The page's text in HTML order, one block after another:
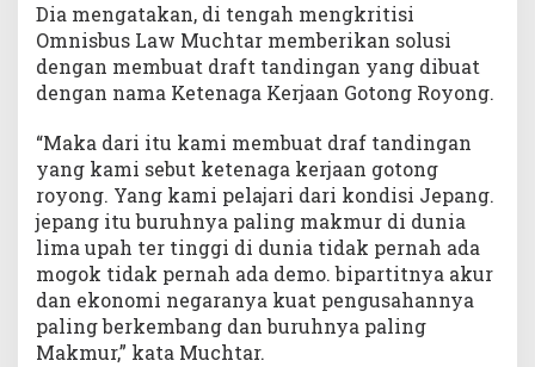
Dia mengatakan, di tengah mengkritisi
Omnisbus Law Muchtar memberikan solusi
dengan membuat draft tandingan yang dibuat
dengan nama Ketenaga Kerjaan Gotong Royong.
“Maka dari itu kami membuat draf tandingan
yang kami sebut ketenaga kerjaan gotong
royong. Yang kami pelajari dari kondisi Jepang.
jepang itu buruhnya paling makmur di dunia
lima upah ter tinggi di dunia tidak pernah ada
mogok tidak pernah ada demo. bipartitnya akur
dan ekonomi negaranya kuat pengusahannya
paling berkembang dan buruhnya paling
Makmur,” kata Muchtar.